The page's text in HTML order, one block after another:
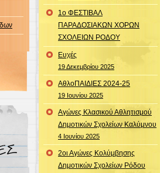
1ο ΦΕΣΤΙΒΑΛ
ΠΑΡΑΔΟΣΙΑΚΩΝ ΧΟΡΩΝ
ΣΧΟΛΕΙΩΝ ΡΟΔΟΥ
Ευχές
19 Δεκεμβρίου 2025
ΑθλοΠΑΙΔΙΕΣ 2024-25
19 Ιουνίου 2025
Aγώνες Κλασικού Αθλητισμού
Δημοτικών Σχολείων Καλύμνου
4 Ιουνίου 2025
2οι Αγώνες Κολύμβησης
Δημοτικών Σχολείων Ρόδου